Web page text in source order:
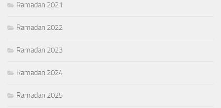
Ramadan 2021
Ramadan 2022
Ramadan 2023
Ramadan 2024
Ramadan 2025